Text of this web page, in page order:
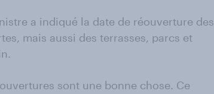
a indiqué la date de réouverture des
mais aussi des terrasses, parcs et
sont une bonne chose. Ce